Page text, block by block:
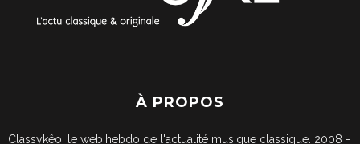
À PROPOS
Classykêo, le web'hebdo de l'actualité musique classique. 2008 -